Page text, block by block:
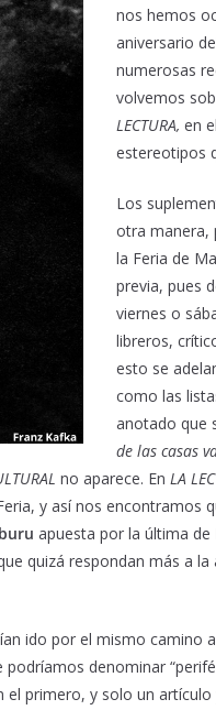
nos hemos
aniversario
numerosas
volvemos
LECTURA, en
estereotipos
Los
otra manera,
la Feria de
previa, pues
viernes o
libreros,
esto se
como las
anotado que
de las casas
no aparece. En LA
y así nos encontramos
apuesta por la última de
quizá respondan más a
ido por el mismo camino
denominar
primero, y solo un